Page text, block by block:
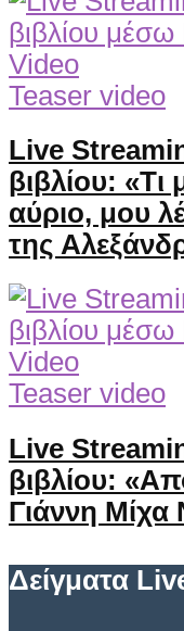
Video
Teaser video
Live
βιβλίου: «Τι
αύριο, μου
της
Video
Teaser video
Live
βιβλίου:
Γιάννη Μίχα
Δείγματα